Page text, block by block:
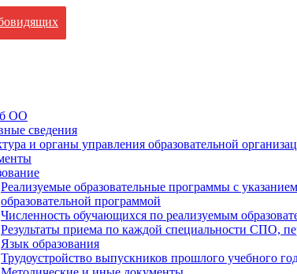
ОО
сведения
и органы управления образовательной
Реализуемые образовательные программы с
образовательной программой
Численность обучающихся по реализуемым
Результаты приема по каждой специальности СПО,
Язык образования
Трудоустройство выпускников прошлого